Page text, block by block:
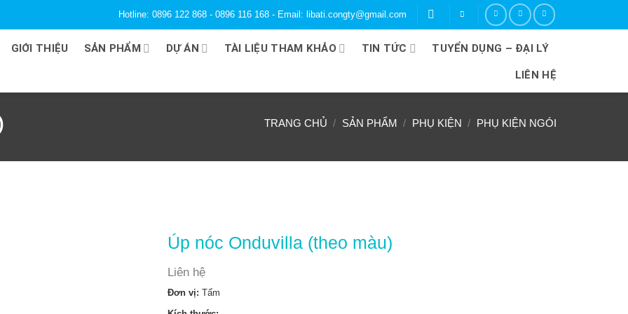
Hotline: 0896 122 868 - 0896 116 168 - Email: libati.congty@gmail.com
GIỚI THIỆU SẢN PHẨM DỰ ÁN TÀI LIỆU THAM KHẢO TIN TỨC TUYỂN DỤNG – ĐẠI LÝ
LIÊN HỆ
TRANG CHỦ / SẢN PHẨM / PHỤ KIỆN / PHỤ KIỆN NGÓI
Úp nóc Onduvilla (theo màu)
Liên hệ
Đơn vị: Tấm